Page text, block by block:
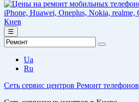
☰
Ua
Ru
Сеть сервис центров Ремонт телефонов